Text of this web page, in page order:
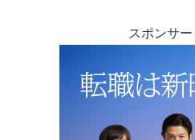
スポンサー